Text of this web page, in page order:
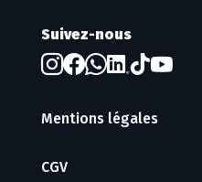
Suivez-nous
Mentions légales
CGV